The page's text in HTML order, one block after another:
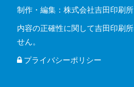
制作・編集：株式会社吉田印刷所
内容の正確性に関して吉田印刷
せん。
プライバシーポリシー